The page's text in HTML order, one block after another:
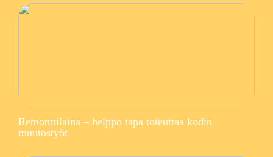
Remonttilaina – helppo tapa toteuttaa kodin
muutostyöt